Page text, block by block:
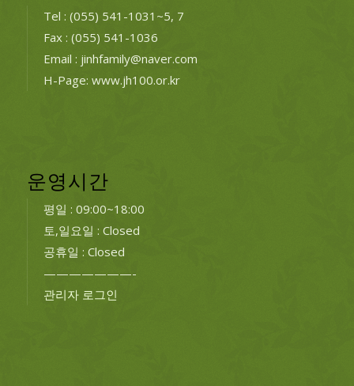
Tel : (055) 541-1031~5, 7
Fax : (055) 541-1036
Email : jinhfamily@naver.com
H-Page: www.jh100.or.kr
운영시간
평일 : 09:00~18:00
토,일요일 : Closed
공휴일 : Closed
———————-
관리자 로그인